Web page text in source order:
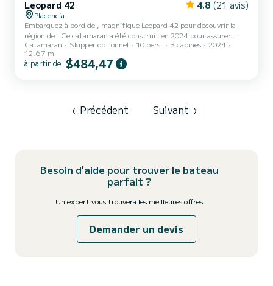
Leopard 42 4.8 (21 avis)
Placencia
Embarquez à bord de , magnifique Leopard 42 pour découvrir la
région de . Ce catamaran a été construit en 2024 pour assurer
confort et performance en mer. Le bateau dispose de 3 cabines
tout confort et une capacité d'embarcation de 10 personnes. Avec
une longueur totale de 13 mètres, il sera votre meilleur allié pour
Catamaran Skipper optionnel 10 pers. 3 cabines
2024
12.67 m
à partir de $484,47
‹ Précédent Suivant ›
Besoin d'aide pour trouver le bateau
parfait ?
Un expert vous trouvera les meilleures offres
Demander un devis